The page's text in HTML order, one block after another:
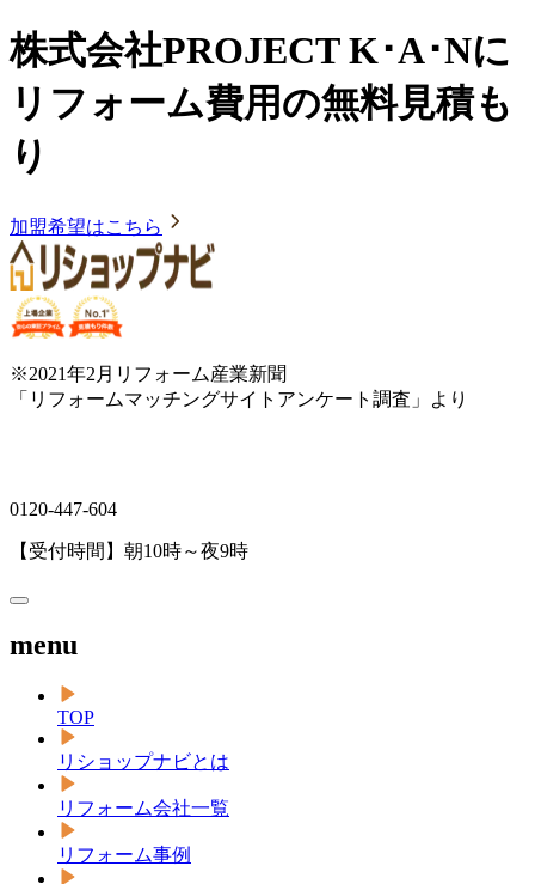
株式会社PROJECT K･A･Nに
リフォーム費用の無料見積も
り
加盟希望はこちら
※2021年2月リフォーム産業新聞
「リフォームマッチングサイトアンケート調査」より
0120-447-604
【受付時間】朝10時～夜9時
menu
TOP
リショップナビとは
リフォーム会社一覧
リフォーム事例